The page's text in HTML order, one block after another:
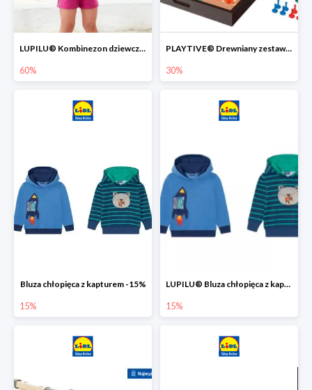
LUPILU® Kombinezon dziewczęcy z bawełny
60%
PLAYTIVE® Drewniany zestaw gier 10 w 1
30%
Bluza chłopięca z kapturem -15%
15%
LUPILU® Bluza chłopięca z kapturem
15%